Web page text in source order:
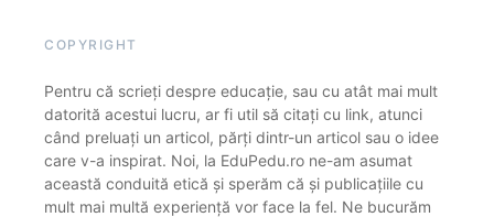
COPYRIGHT
Pentru că scrieți despre educație, sau cu atât mai mult
datorită acestui lucru, ar fi util să citați cu link, atunci
când preluați un articol, părți dintr-un articol sau o idee
care v-a inspirat. Noi, la EduPedu.ro ne-am asumat
această conduită etică și sperăm că și publicațiile cu
mult mai multă experiență vor face la fel. Ne bucurăm